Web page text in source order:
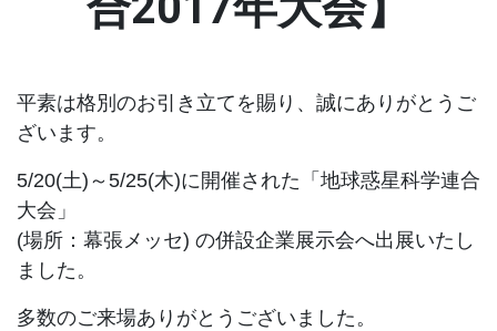
平素は格別のお引き立てを賜り、誠にありがとうご
ざいます。
5/20(土)～5/25(木)に開催された「地球惑星科学連合
大会」
(場所：幕張メッセ) の併設企業展示会へ出展いたし
ました。
多数のご来場ありがとうございました。